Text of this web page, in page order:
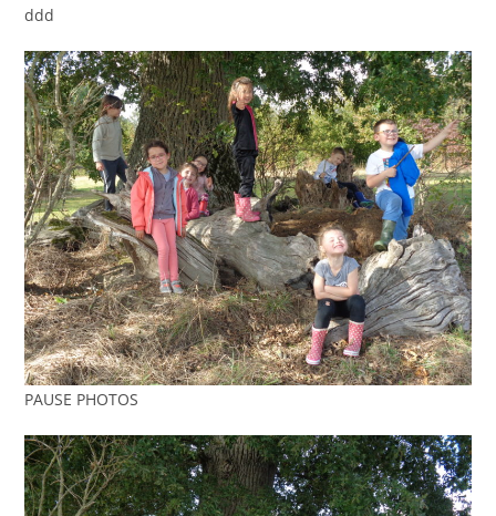
ddd
PAUSE PHOTOS